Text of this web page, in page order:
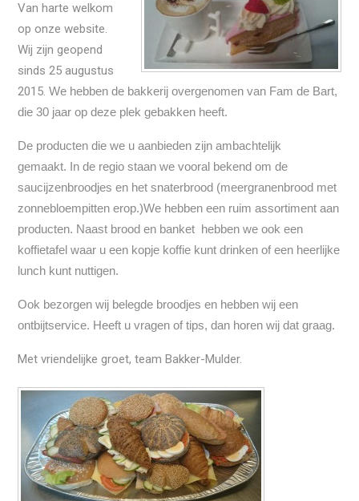
Van harte welkom
op onze website.
Wij zijn geopend
sinds 25 augustus
2015.We hebben de bakkerij overgenomen van Fam de Bart,
die 30 jaarop deze plek gebakken heeft.
De producten die we u aanbieden zijn ambachtelijk
gemaakt. In de regio staan we vooral bekend om de
saucijzenbroodjes en het snaterbrood (meergranenbrood met
zonnebloempitten erop.)We hebben een ruim assortiment aan
producten. Naast brood en banket hebben we ook een
koffietafel waar u een kopje koffie kunt drinken ofeen heerlijke
lunch kunt nuttigen.
Ook bezorgen wij belegde broodjes en hebben wij een
ontbijtservice. Heeft u vragen of tips, dan horen wij dat graag.
Met vriendelijke groet, team Bakker-Mulder.